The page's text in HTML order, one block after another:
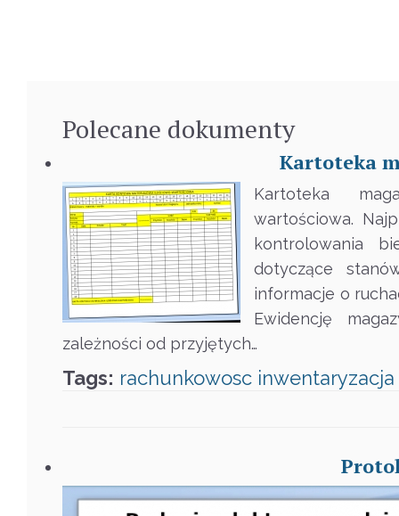
Polecane dokumenty
Kartoteka
Kartoteka
wartościowa.
kontrolowania
dotyczące
informacje o
Ewidencję
zależności od przyjętych…
Tags: rachunkowosc inwentaryzacja